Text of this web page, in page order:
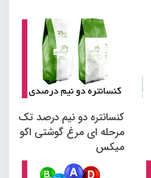
کنسانتره دو نیم درصد تک
مرحله ای مرغ گوشتی اکو
میکس